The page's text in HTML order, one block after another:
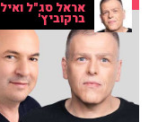
אראל סג"ל ואיל
ברקוביץ'